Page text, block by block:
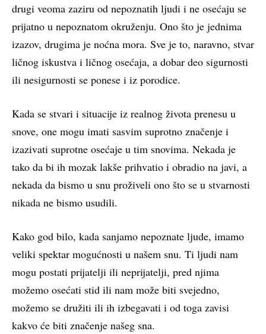
drugi veoma zaziru od nepoznatih ljudi i ne osećaju se
prijatno u nepoznatom okruženju. Ono što je jednima
izazov, drugima je noćna mora. Sve je to, naravno, stvar
ličnog iskustva i ličnog osećaja, a dobar deo sigurnosti
ili nesigurnosti se ponese i iz porodice.
Kada se stvari i situacije iz realnog života prenesu u
snove, one mogu imati sasvim suprotno značenje i
izazivati suprotne osećaje u tim snovima. Nekada je
tako da bi ih mozak lakše prihvatio i obradio na javi, a
nekada da bismo u snu proživeli ono što se u stvarnosti
nikada ne bismo usudili.
Kako god bilo, kada sanjamo nepoznate ljude, imamo
veliki spektar mogućnosti u našem snu. Ti ljudi nam
mogu postati prijatelji ili neprijatelji, pred njima
možemo osećati stid ili nam može biti svejedno,
možemo se družiti ili ih izbegavati i od toga zavisi
kakvo će biti značenje našeg sna.